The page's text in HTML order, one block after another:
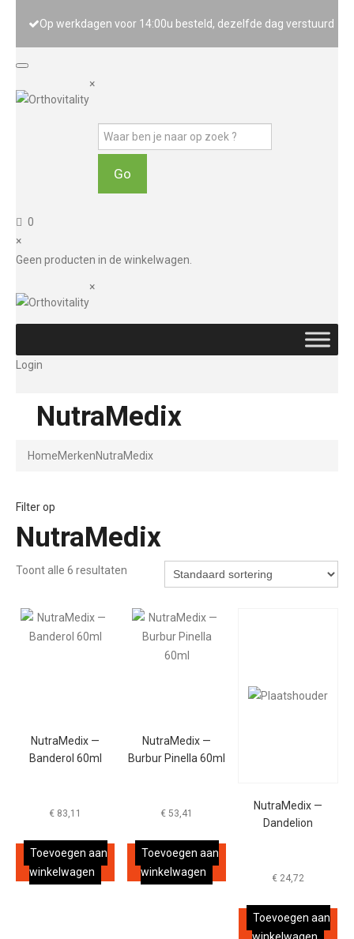
Op werkdagen voor 14:00u besteld, dezelfde dag verstuurd
×
0
×
Geen producten in de winkelwagen.
×
Login
NutraMedix
HomeMerkenNutraMedix
Filter op
NutraMedix
Toont alle 6 resultaten
NutraMedix —
Banderol 60ml
€ 83,11
Toevoegen aan
winkelwagen
NutraMedix —
Burbur Pinella 60ml
€ 53,41
Toevoegen aan
winkelwagen
NutraMedix —
Dandelion
€ 24,72
Toevoegen aan